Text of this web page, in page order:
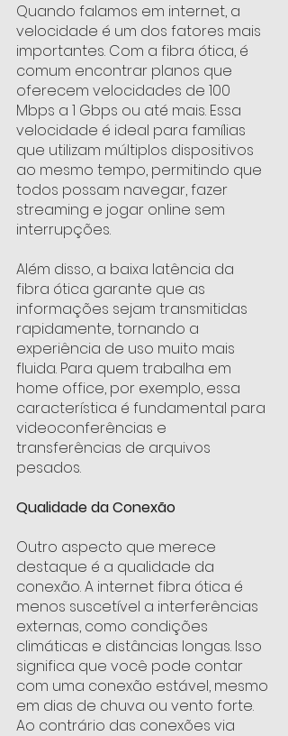
Quando falamos em internet, a
velocidade é um dos fatores mais
importantes. Com a fibra ótica, é
comum encontrar planos que
oferecem velocidades de 100
Mbps a 1 Gbps ou até mais. Essa
velocidade é ideal para famílias
que utilizam múltiplos dispositivos
ao mesmo tempo, permitindo que
todos possam navegar, fazer
streaming e jogar online sem
interrupções.
Além disso, a baixa latência da
fibra ótica garante que as
informações sejam transmitidas
rapidamente, tornando a
experiência de uso muito mais
fluida. Para quem trabalha em
home office, por exemplo, essa
característica é fundamental para
videoconferências e
transferências de arquivos
pesados.
Qualidade da Conexão
Outro aspecto que merece
destaque é a qualidade da
conexão. A internet fibra ótica é
menos suscetível a interferências
externas, como condições
climáticas e distâncias longas. Isso
significa que você pode contar
com uma conexão estável, mesmo
em dias de chuva ou vento forte.
Ao contrário das conexões via